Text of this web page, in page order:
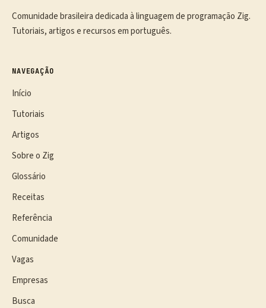
Comunidade brasileira dedicada à linguagem de programação Zig.
Tutoriais, artigos e recursos em português.
NAVEGAÇÃO
Início
Tutoriais
Artigos
Sobre o Zig
Glossário
Receitas
Referência
Comunidade
Vagas
Empresas
Busca